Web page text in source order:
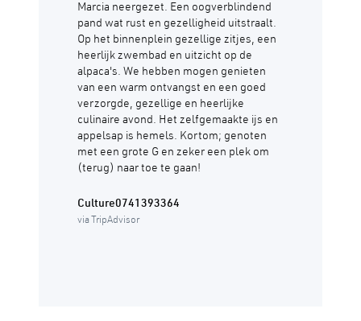
Marcia neergezet. Een oogverblindend
pand wat rust en gezelligheid uitstraalt.
Op het binnenplein gezellige zitjes, een
heerlijk zwembad en uitzicht op de
alpaca's. We hebben mogen genieten
van een warm ontvangst en een goed
verzorgde, gezellige en heerlijke
culinaire avond. Het zelfgemaakte ijs en
appelsap is hemels. Kortom; genoten
met een grote G en zeker een plek om
(terug) naar toe te gaan!
Culture0741393364
via TripAdvisor